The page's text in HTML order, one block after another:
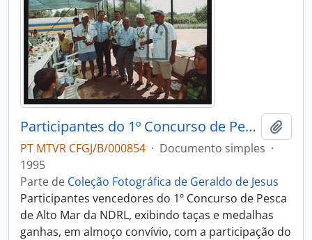
Participantes do 1º Concurso de Pesca de Alto Mar.
PT MTVR CFGJ/B/000854 · Documento simples ·
1995
Parte de Coleção Fotográfica de Geraldo de Jesus
Participantes vencedores do 1º Concurso de Pesca
de Alto Mar da NDRL, exibindo taças e medalhas
ganhas, em almoço convívio, com a participação do